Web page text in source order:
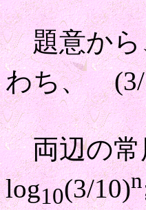
題意から
わち、 (3/
両辺の常
log10(3/10)n